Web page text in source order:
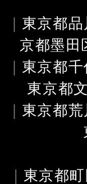
｜ 東京都品
京都墨田
｜ 東京都千
東京都
｜ 東京都荒
｜ 東京都